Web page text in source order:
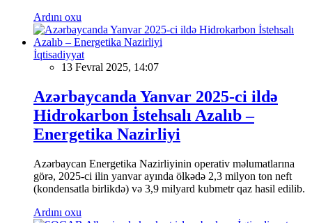
Ardını oxu
İqtisadiyyat
13 Fevral 2025, 14:07
Azərbaycanda Yanvar 2025-ci ildə
Hidrokarbon İstehsalı Azalıb –
Energetika Nazirliyi
Azərbaycan Energetika Nazirliyinin operativ məlumatlarına
görə, 2025-ci ilin yanvar ayında ölkədə 2,3 milyon ton neft
(kondensatla birlikdə) və 3,9 milyard kubmetr qaz hasil edilib.
Ardını oxu